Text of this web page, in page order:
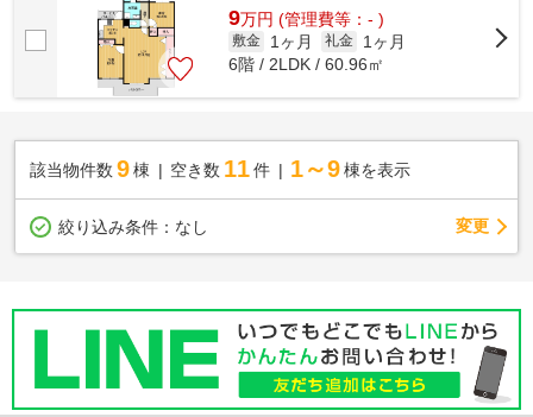
9万円 (管理費等：- )
敷金 1ヶ月 礼金
1ヶ月
6階 / 2LDK / 60.96㎡
該当物件数 9棟 空き数 11 件 1～9 棟を表示
絞り込み条件： なし 変更